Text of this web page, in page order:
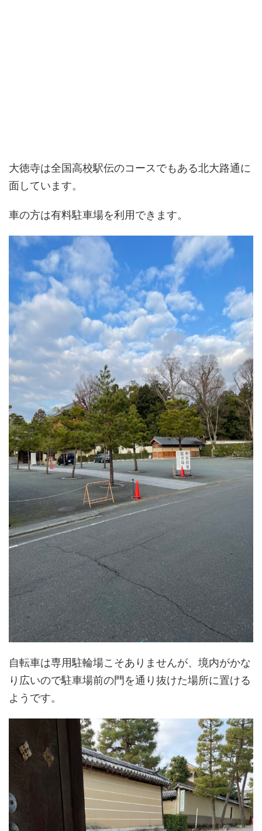
大徳寺は全国高校駅伝のコースでもある北大路通に
面しています。
車の方は有料駐車場を利用できます。
自転車は専用駐輪場こそありませんが、境内がかな
り広いので駐車場前の門を通り抜けた場所に置ける
ようです。